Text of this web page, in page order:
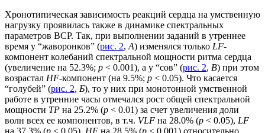
Хронотипическая зависимость реакций сердца на умственную
нагрузку проявилась также в динамике спектральных
параметров ВСР. Так, при выполнении заданий в утреннее
время у “жаворонков” (рис. 2, А) изменялся только LF-
компонент колебаний спектральной мощности ритма сердца
(увеличение на 52.3%; p < 0.001), а у “сов” (рис. 2, В) при этом
возрастал HF-компонент (на 9.5%; p < 0.05). Что касается
“голубей” (рис. 2, Б), то у них при монотонной умственной
работе в утренние часы отмечался рост общей спектральной
мощности ТР на 25.2% (p < 0.01) за счет увеличения доли
волн всех ее компонентов, в т.ч. VLF на 28.0% (p < 0.05), LF
на 37.3% (p < 0.05), HF на 28.5% (p < 0.001) относительно